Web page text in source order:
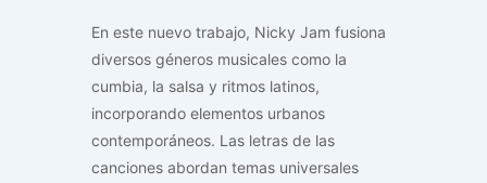
En este nuevo trabajo, Nicky Jam fusiona
diversos géneros musicales como la
cumbia, la salsa y ritmos latinos,
incorporando elementos urbanos
contemporáneos. Las letras de las
canciones abordan temas universales